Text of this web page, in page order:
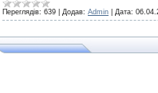
Переглядів: 639 Додав: Admin Дата: